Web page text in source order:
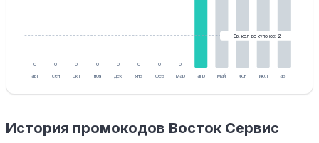
0
авг
0
сен
0
окт
0
ноя
0
дек
0
янв
0
фев
0
мар
апр май июн июл авг
Ср. кол-во купонов: 2
История промокодов Восток Сервис